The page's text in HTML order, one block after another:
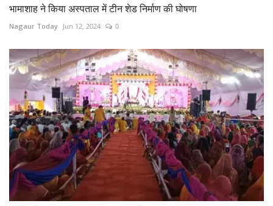
भामाशाह ने किया अस्पताल में टीन शेड निर्माण की घोषणा
Nagaur Today Jun 12, 2024 0